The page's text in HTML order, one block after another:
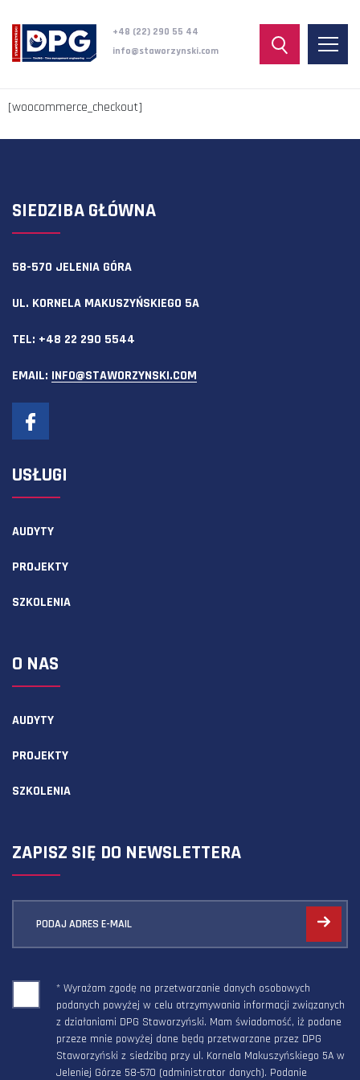
+48 (22) 290 55 44
info@staworzynski.com
[woocommerce_checkout]
SIEDZIBA GŁÓWNA
58-570 JELENIA GÓRA
UL. KORNELA MAKUSZYŃSKIEGO 5A
TEL: +48 22 290 5544
EMAIL: INFO@STAWORZYNSKI.COM
USŁUGI
AUDYTY
PROJEKTY
SZKOLENIA
O NAS
AUDYTY
PROJEKTY
SZKOLENIA
ZAPISZ SIĘ DO NEWSLETTERA
PODAJ ADRES E-MAIL
* Wyrażam zgodę na przetwarzanie danych osobowych
podanych powyżej w celu otrzymywania informacji związanych
z działaniami DPG Staworzyński. Mam świadomość, iż podane
przeze mnie powyżej dane będą przetwarzane przez DPG
Staworzyński z siedzibą przy ul. Kornela Makuszyńskiego 5A w
Jeleniej Górze 58-570 (administrator danych). Podanie